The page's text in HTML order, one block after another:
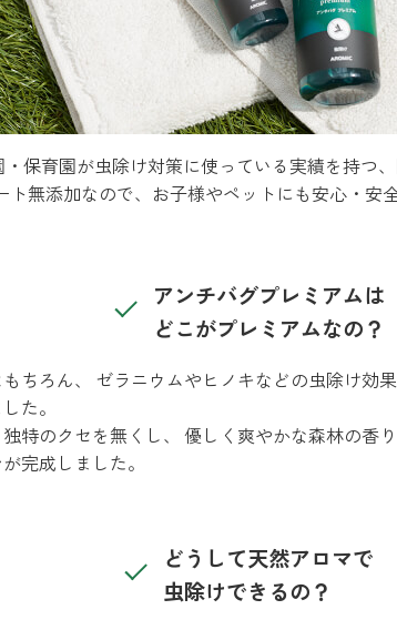
保育園が虫除け対策に使っている実績を持つ、
無添加なので、お子様やペットにも安心・安
アンチバグプレミアムは
どこがプレミアムなの？
ちろん、 ゼラニウムやヒノキなどの虫除け効
た。
特のクセを無くし、 優しく爽やかな森林の香り
完成しました。
どうして天然アロマで
虫除けできるの？